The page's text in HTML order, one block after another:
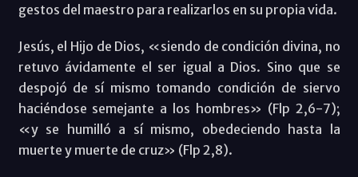
gestos del maestro para realizarlos en su propia vida.
Jesús, el Hijo de Dios, «siendo de condición divina, no
retuvo ávidamente el ser igual a Dios. Sino que se
despojó de sí mismo tomando condición de siervo
haciéndose semejante a los hombres» (Flp 2,6-7);
«y se humilló a sí mismo, obedeciendo hasta la
muerte y muerte de cruz» (Flp 2,8).